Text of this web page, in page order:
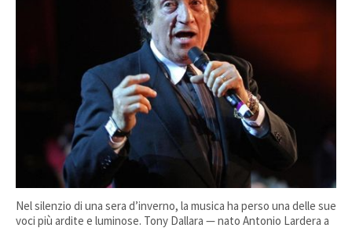
Nel silenzio di una sera d’inverno, la musica ha perso una delle sue
voci più ardite e luminose. Tony Dallara — nato Antonio Lardera a